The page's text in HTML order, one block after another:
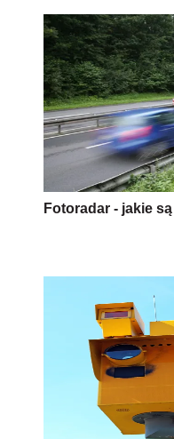
Fotoradar - jakie